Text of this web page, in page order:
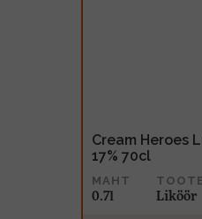
Cream Heroes
17% 70cl
MAHT
0.7l
Liköör